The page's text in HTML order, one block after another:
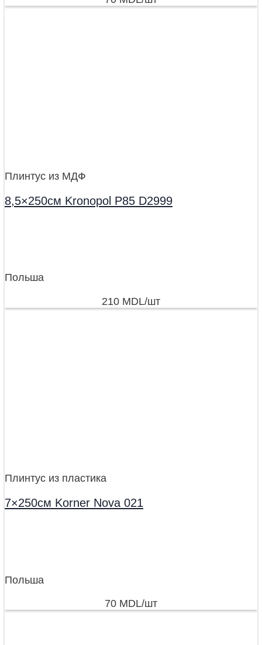
Плинтус из МДФ
8,5×250см Kronopol P85 D2999
Польша
210 MDL/шт
Плинтус из пластика
7×250см Korner Nova 021
Польша
70 MDL/шт